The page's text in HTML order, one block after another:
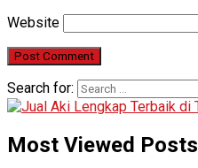
Website
Search for:
Most Viewed Posts